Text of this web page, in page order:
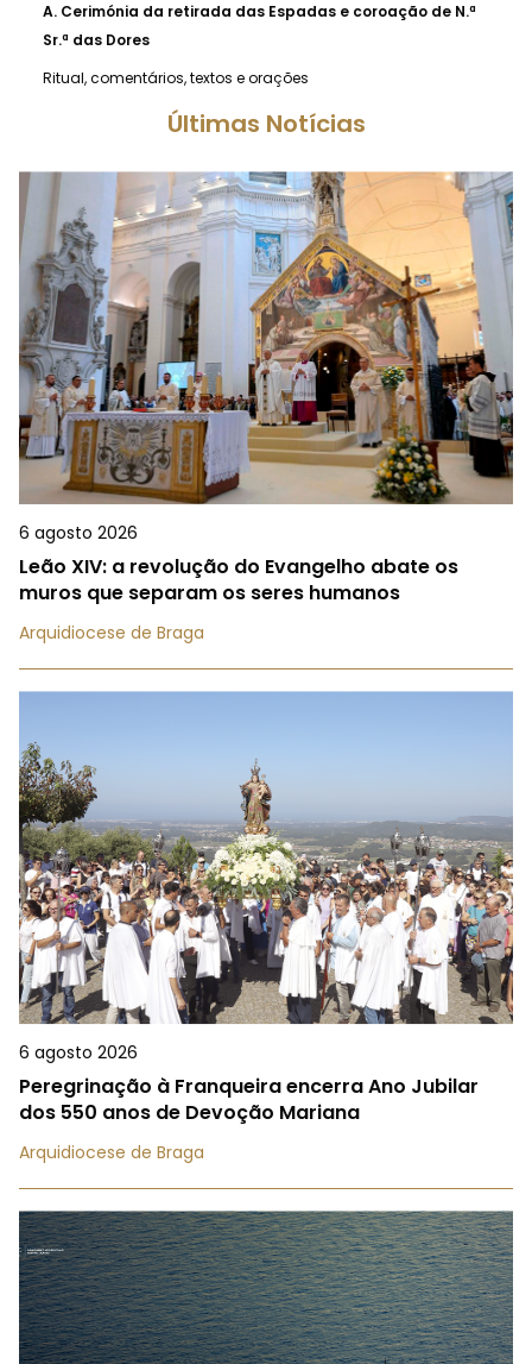
A. Cerimónia da retirada das Espadas e coroação de N.ª
Sr.ª das Dores
Ritual, comentários, textos e orações
Últimas Notícias
6 agosto 2026
Leão XIV: a revolução do Evangelho abate os
muros que separam os seres humanos
Arquidiocese de Braga
6 agosto 2026
Peregrinação à Franqueira encerra Ano Jubilar
dos 550 anos de Devoção Mariana
Arquidiocese de Braga